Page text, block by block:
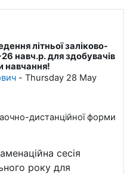
літньої заліково-
навч.р. для здобувачів
навчання!
- Thursday 28 May
дистанційної форми
сесія
року для